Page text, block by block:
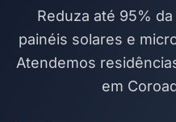
Reduza até 95%
painéis solares e
Atendemos
em